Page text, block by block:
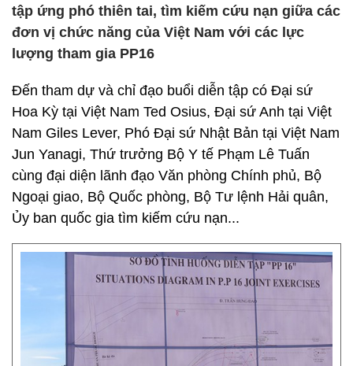
tập ứng phó thiên tai, tìm kiếm cứu nạn giữa các
đơn vị chức năng của Việt Nam với các lực
lượng tham gia PP16
Đến tham dự và chỉ đạo buổi diễn tập có Đại sứ
Hoa Kỳ tại Việt Nam Ted Osius, Đại sứ Anh tại Việt
Nam Giles Lever, Phó Đại sứ Nhật Bản tại Việt Nam
Jun Yanagi, Thứ trưởng Bộ Y tế Phạm Lê Tuấn
cùng đại diện lãnh đạo Văn phòng Chính phủ, Bộ
Ngoại giao, Bộ Quốc phòng, Bộ Tư lệnh Hải quân,
Ủy ban quốc gia tìm kiếm cứu nạn...